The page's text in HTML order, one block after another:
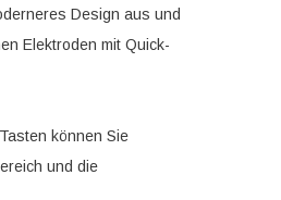
Design aus und
Elektroden mit Quick-
können Sie
und die